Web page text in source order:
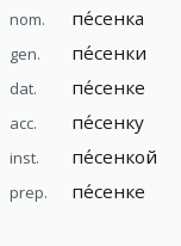
nom.
пе́сенка
gen. пе́сенки
dat. пе́сенке
acc. пе́сенку
inst. пе́сенкой
prep. пе́сенке